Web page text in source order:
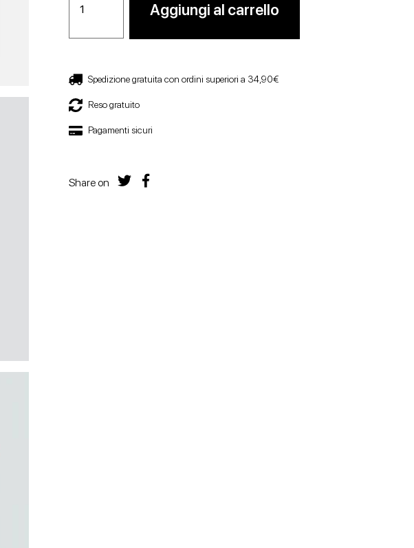
Aggiungi al carrello
Spedizione gratuita con ordini superiori a 34,90€
Reso gratuito
Pagamenti sicuri
Share on